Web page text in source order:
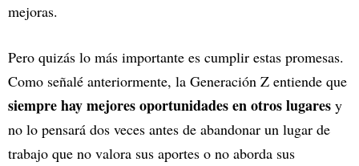
mejoras.
Pero quizás lo más importante es cumplir estas promesas.
Como señalé anteriormente, la Generación Z entiende que
siempre hay mejores oportunidades en otros lugares y
no lo pensará dos veces antes de abandonar un lugar de
trabajo que no valora sus aportes o no aborda sus